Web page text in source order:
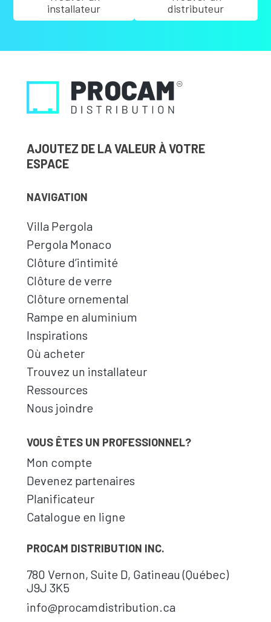
installateur
distributeur
AJOUTEZ DE LA VALEUR À VOTRE
ESPACE
NAVIGATION
Villa Pergola
Pergola Monaco
Clôture d’intimité
Clôture de verre
Clôture ornemental
Rampe en aluminium
Inspirations
Où acheter
Trouvez un installateur
Ressources
Nous joindre
VOUS ÊTES UN PROFESSIONNEL?
Mon compte
Devenez partenaires
Planificateur
Catalogue en ligne
PROCAM DISTRIBUTION INC.
780 Vernon, Suite D, Gatineau (Québec)
J9J 3K5
info@procamdistribution.ca